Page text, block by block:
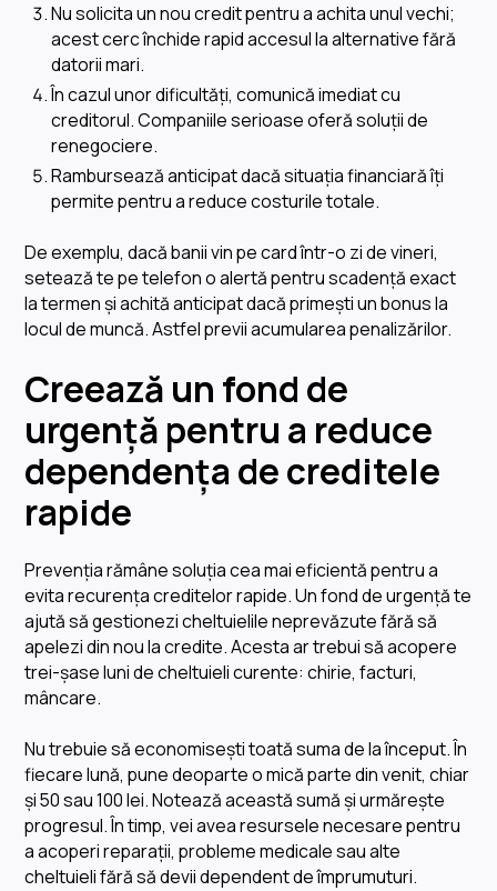
Nu solicita un nou credit pentru a achita unul vechi;
acest cerc închide rapid accesul la alternative fără
datorii mari.
În cazul unor dificultăți, comunică imediat cu
creditorul. Companiile serioase oferă soluții de
renegociere.
Rambursează anticipat dacă situația financiară îți
permite pentru a reduce costurile totale.
De exemplu, dacă banii vin pe card într-o zi de vineri,
setează te pe telefon o alertă pentru scadență exact
la termen și achită anticipat dacă primești un bonus la
locul de muncă. Astfel previi acumularea penalizărilor.
Creează un fond de
urgență pentru a reduce
dependența de creditele
rapide
Prevenția rămâne soluția cea mai eficientă pentru a
evita recurența creditelor rapide. Un fond de urgență te
ajută să gestionezi cheltuielile neprevăzute fără să
apelezi din nou la credite. Acesta ar trebui să acopere
trei-șase luni de cheltuieli curente: chirie, facturi,
mâncare.
Nu trebuie să economisești toată suma de la început. În
fiecare lună, pune deoparte o mică parte din venit, chiar
și 50 sau 100 lei. Notează această sumă și urmărește
progresul. În timp, vei avea resursele necesare pentru
a acoperi reparații, probleme medicale sau alte
cheltuieli fără să devii dependent de împrumuturi.